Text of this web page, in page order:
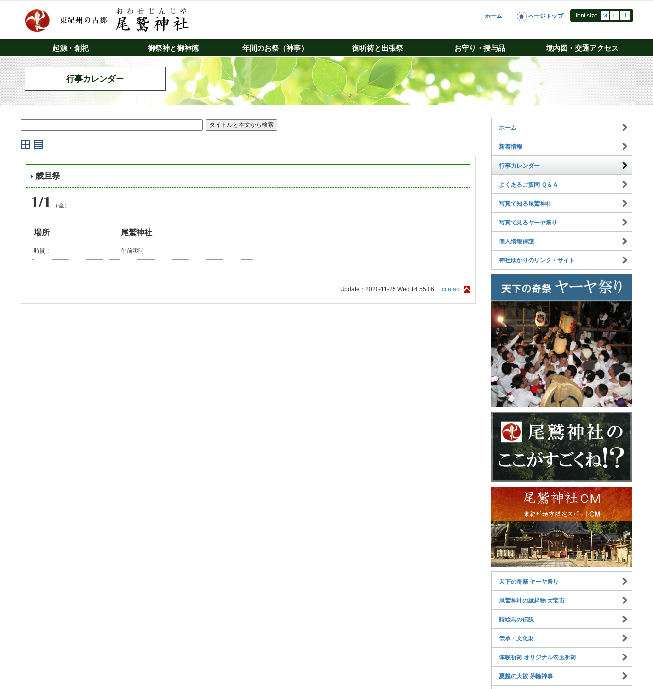
ホーム ページトップ font size Ｍ Ｌ LL
起源・創祀 御祭神と御神徳 年間のお祭（神事） 御祈祷と出張祭 お守り・授与品 境内図・交通アクセス
行事カレンダー
歳旦祭
1/1 （金）
場所: 尾鷲神社
時間 : 午前零時
Update：2020-11-25 Wed 14:55:06 | contact
ホーム
新着情報
行事カレンダー
よくあるご質問 Ｑ＆Ａ
写真で知る尾鷲神社
写真で見るヤーヤ祭り
個人情報保護
神社ゆかりのリンク・サイト
天下の奇祭 ヤーヤ祭り
尾鷲神社の縁起物 大宝市
詩絵馬の伝説
伝承・文化財
体験祈祷 オリジナル勾玉祈祷
夏越の大祓 茅輪神事